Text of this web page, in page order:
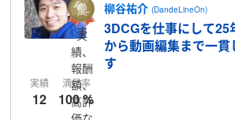
ーで
す
柳谷祐介(DandeLineOn)
3DCGを仕事にして25
から動画編集まで一
す
実績
12
満足率
100 %
実
績、
報酬
額、
高評